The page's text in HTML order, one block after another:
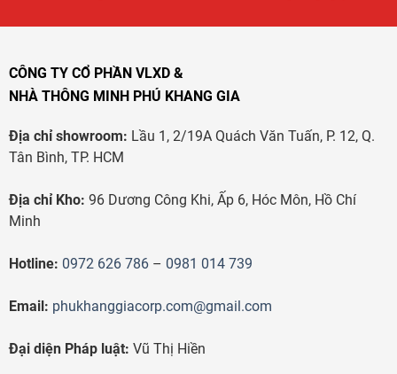
CÔNG TY CỔ PHẦN VLXD &
NHÀ THÔNG MINH PHÚ KHANG GIA
Địa chỉ showroom: Lầu 1, 2/19A Quách Văn Tuấn, P. 12, Q.
Tân Bình, TP. HCM
Địa chỉ Kho: 96 Dương Công Khi, Ấp 6, Hóc Môn, Hồ Chí
Minh
Hotline: 0972 626 786 – 0981 014 739
Email: phukhanggiacorp.com@gmail.com
Đại diện Pháp luật: Vũ Thị Hiền